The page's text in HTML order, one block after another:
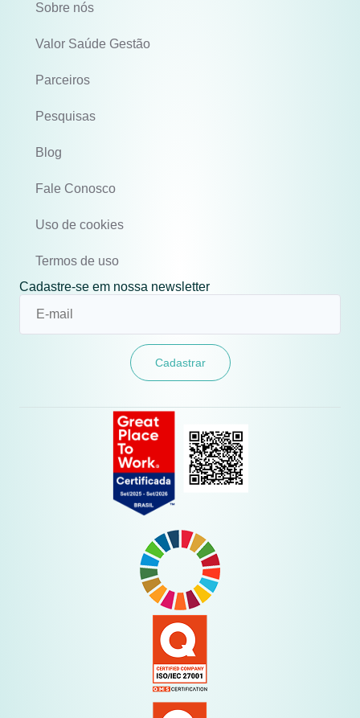
Sobre nós
Valor Saúde Gestão
Parceiros
Pesquisas
Blog
Fale Conosco
Uso de cookies
Termos de uso
Cadastre-se em nossa newsletter
Cadastrar